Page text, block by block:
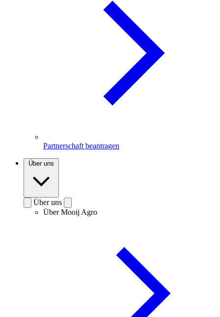
Partnerschaft beantragen
Über uns
Über uns
Über Mooij Agro